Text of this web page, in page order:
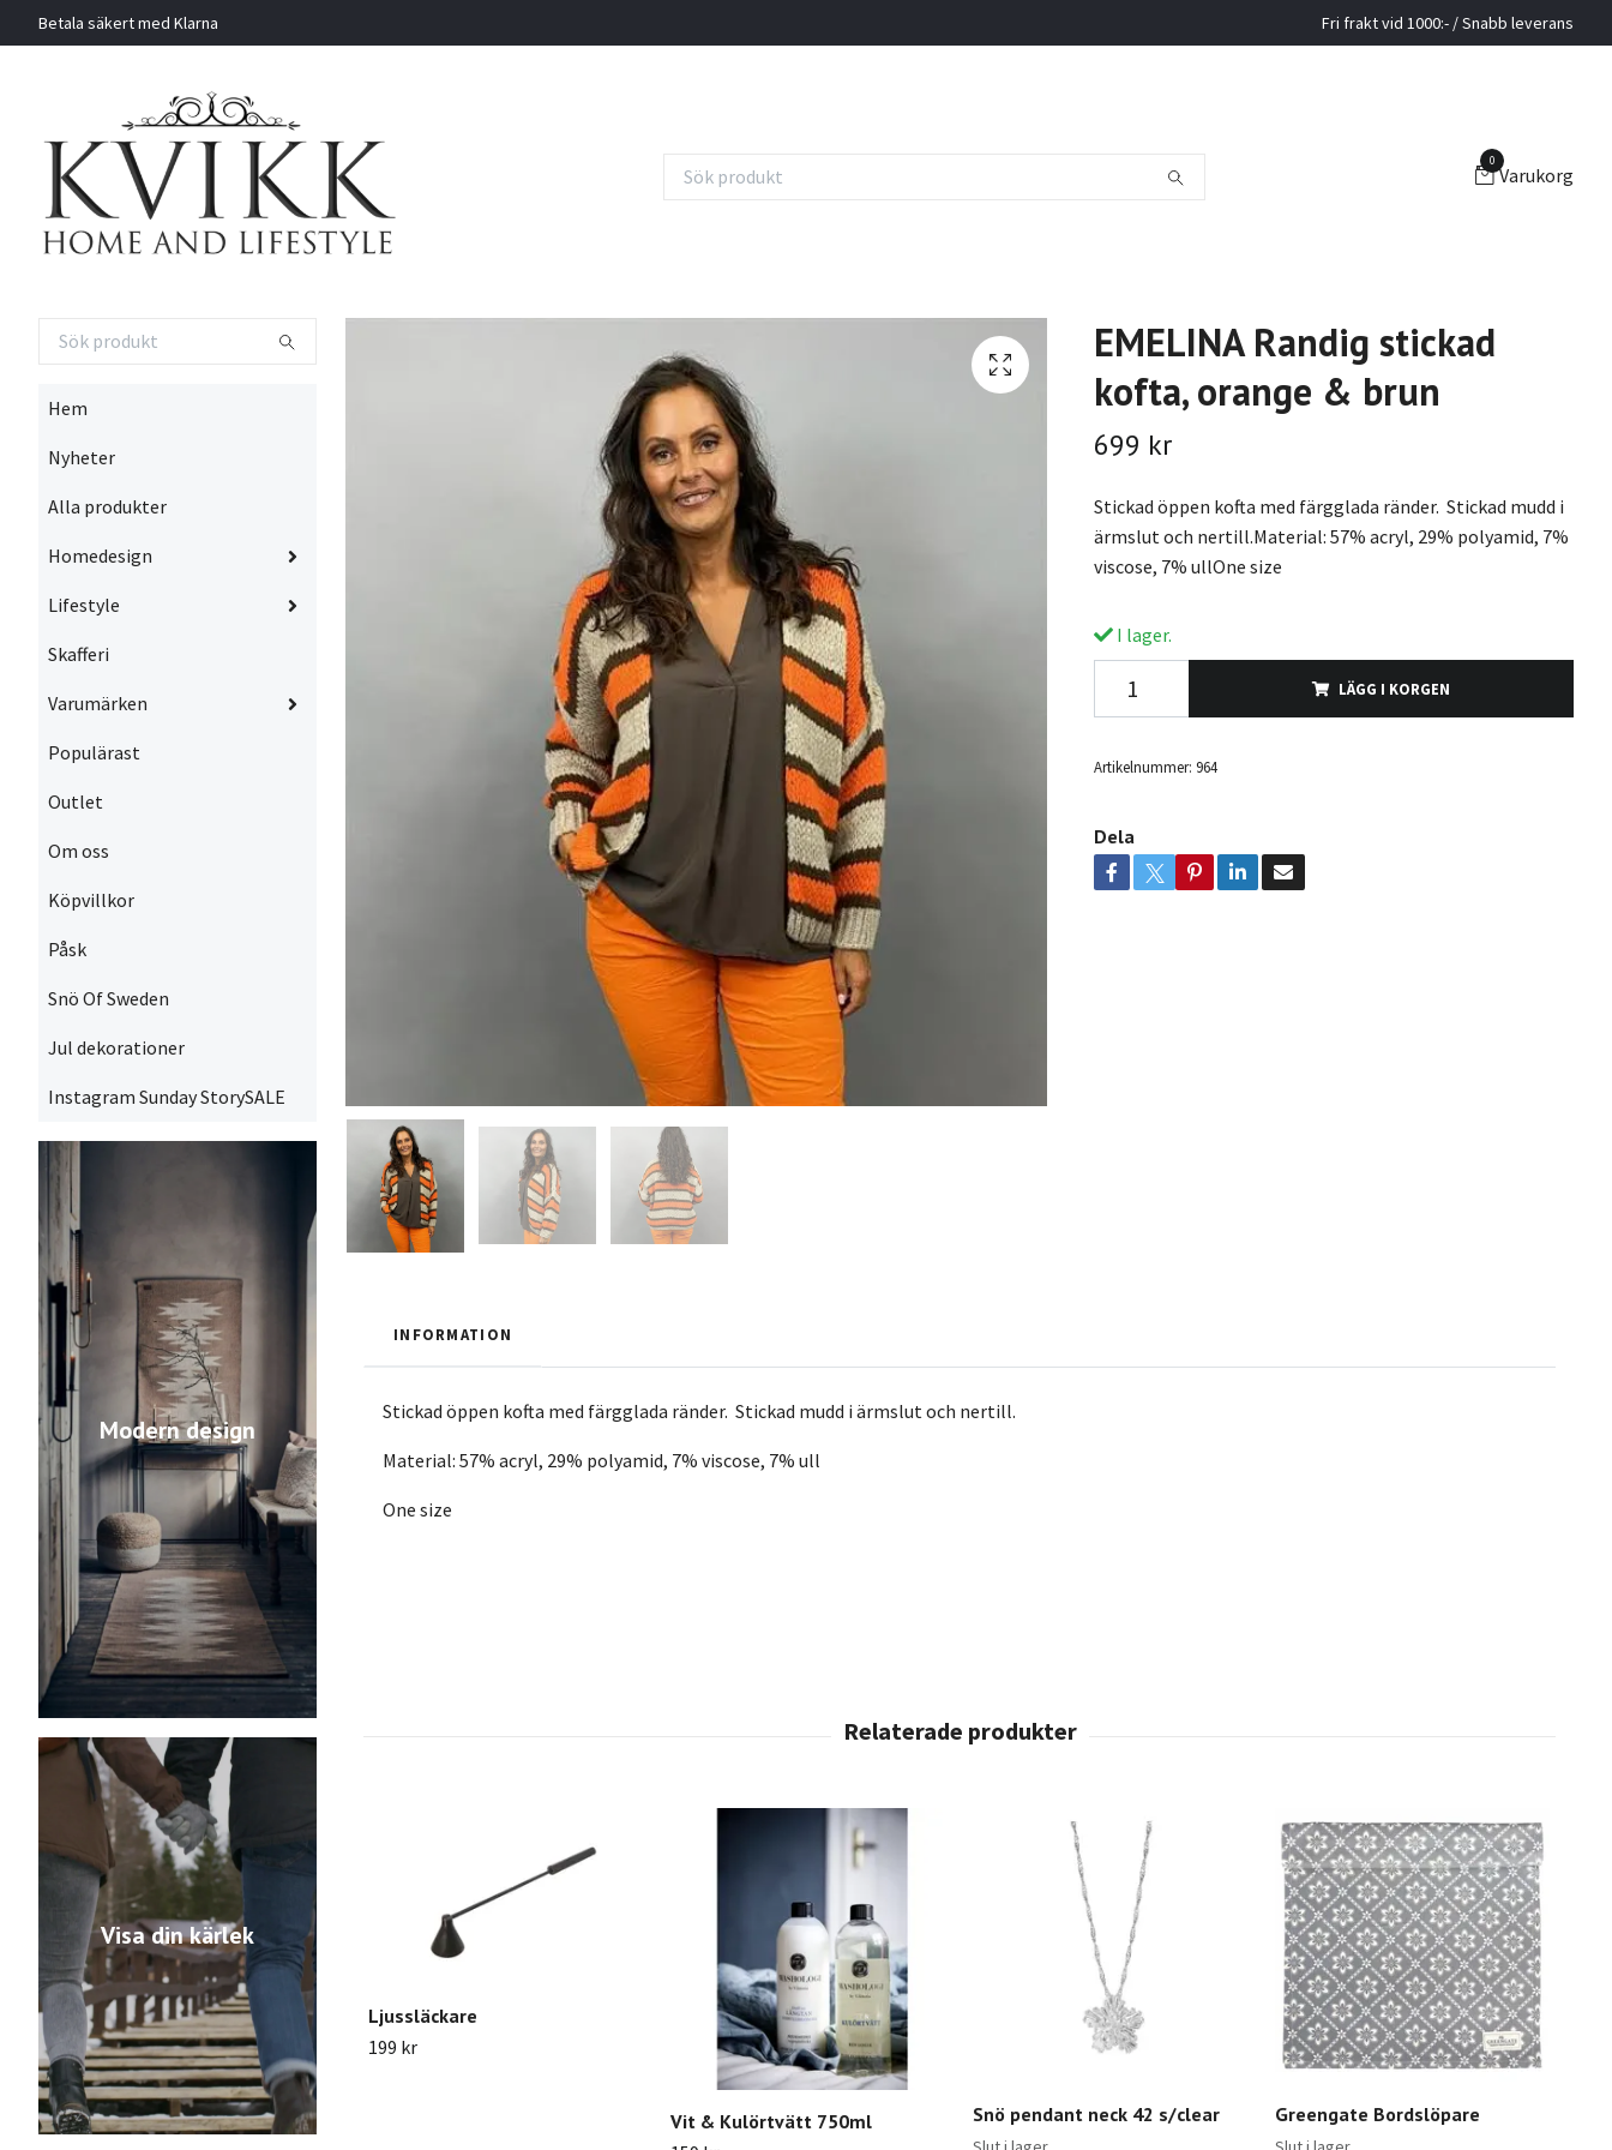
Betala säkert med Klarna Fri frakt vid 1000:- / Snabb leverans
0
Varukorg
Hem
Nyheter
Alla produkter
Homedesign
Lifestyle
Skafferi
Varumärken
Populärast
Outlet
Om oss
Köpvillkor
Påsk
Snö Of Sweden
Jul dekorationer
Instagram Sunday StorySALE
Modern design
Visa din kärlek
EMELINA Randig stickad
kofta, orange & brun
699 kr
Stickad öppen kofta med färgglada ränder. Stickad mudd i
ärmslut och nertill.Material: 57% acryl, 29% polyamid, 7%
viscose, 7% ullOne size
I lager.
LÄGG I KORGEN
Artikelnummer: 964
Dela
INFORMATION
Stickad öppen kofta med färgglada ränder. Stickad mudd i ärmslut och nertill.
Material: 57% acryl, 29% polyamid, 7% viscose, 7% ull
One size
Ljussläckare
199 kr
Vit & Kulörtvätt 750ml
Snö pendant neck 42 s/clear Greengate Bordslöpare